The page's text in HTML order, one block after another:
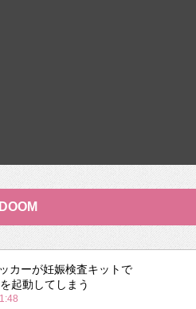
DOOM
カーが妊娠検査キットで
起動してしまう